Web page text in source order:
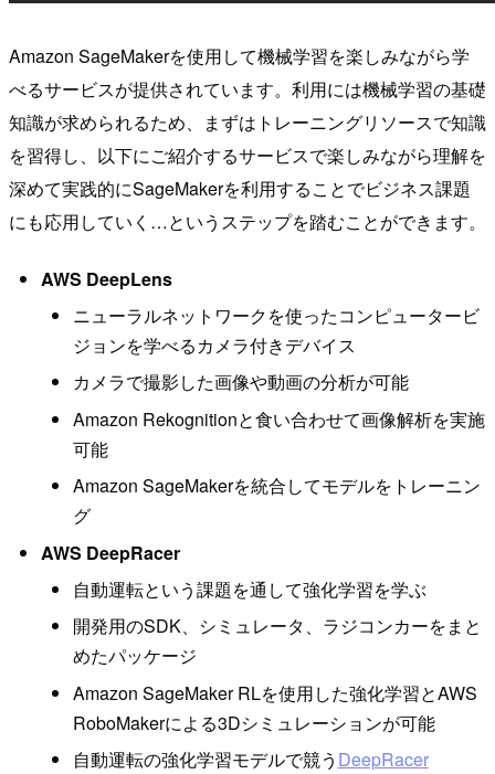
Amazon SageMakerを使用して機械学習を楽しみながら学
べるサービスが提供されています。利用には機械学習の基礎
知識が求められるため、まずはトレーニングリソースで知識
を習得し、以下にご紹介するサービスで楽しみながら理解を
深めて実践的にSageMakerを利用することでビジネス課題
にも応用していく…というステップを踏むことができます。
AWS DeepLens
ニューラルネットワークを使ったコンピュータービ
ジョンを学べるカメラ付きデバイス
カメラで撮影した画像や動画の分析が可能
Amazon Rekognitionと食い合わせて画像解析を実施
可能
Amazon SageMakerを統合してモデルをトレーニン
グ
AWS DeepRacer
自動運転という課題を通して強化学習を学ぶ
開発用のSDK、シミュレータ、ラジコンカーをまと
めたパッケージ
Amazon SageMaker RLを使用した強化学習とAWS
RoboMakerによる3Dシミュレーションが可能
自動運転の強化学習モデルで競う DeepRacer